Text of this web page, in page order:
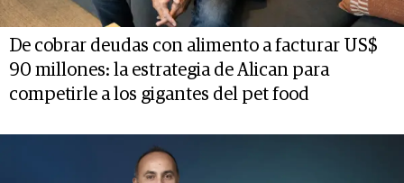
De cobrar deudas con alimento a facturar US$
90 millones: la estrategia de Alican para
competirle a los gigantes del pet food